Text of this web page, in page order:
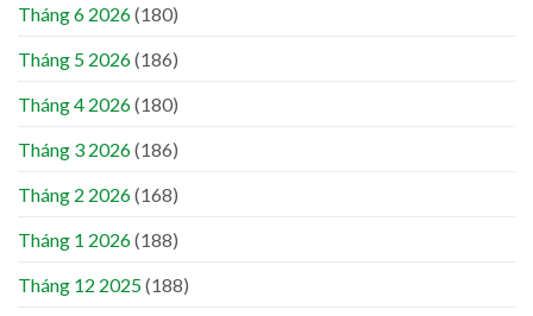
Tháng 6 2026(180)
Tháng 5 2026(186)
Tháng 4 2026(180)
Tháng 3 2026(186)
Tháng 2 2026(168)
Tháng 1 2026(188)
Tháng 12 2025(188)